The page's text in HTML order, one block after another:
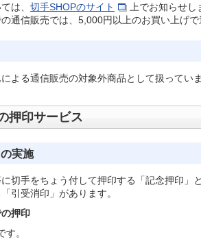
は、 切手SHOPのサイト
上でお知らせし
通信販売では、5,000円以上のお買い上げ
よる通信販売の対象外商品として扱ってい
押印サービス
実施
切手をちょう付して押印する「記念押印」
引受消印」があります。
押印
す。